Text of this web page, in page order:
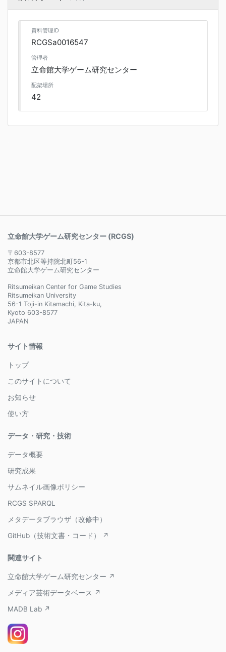
資料管理ID
RCGSa0016547
管理者
立命館大学ゲーム研究センター
配架場所
42
立命館大学ゲーム研究センター (RCGS)
〒603-8577
京都市北区等持院北町56-1
立命館大学ゲーム研究センター
Ritsumeikan Center for Game Studies
Ritsumeikan University
56-1 Toji-in Kitamachi, Kita-ku,
Kyoto 603-8577
JAPAN
サイト情報
トップ
このサイトについて
お知らせ
使い方
データ・研究・技術
データ概要
研究成果
サムネイル画像ポリシー
RCGS SPARQL
メタデータブラウザ（改修中）
GitHub（技術文書・コード） ↗
関連サイト
立命館大学ゲーム研究センター ↗
メディア芸術データベース ↗
MADB Lab ↗